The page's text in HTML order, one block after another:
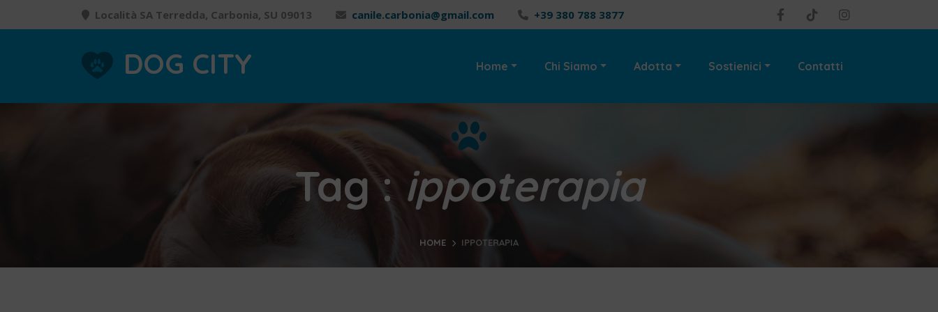
Località SA Terredda, Carbonia, SU 09013 canile.carbonia@gmail.com +39 380 788 3877
DOG CITY Home Chi Siamo Adotta Sostienici Contatti
Tag : ippoterapia
HOME IPPOTERAPIA